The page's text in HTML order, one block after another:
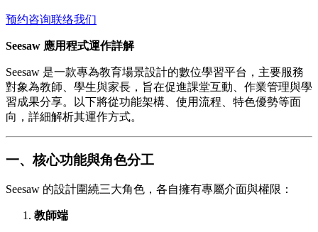
预约咨询联络我们
Seesaw 應用程式運作詳解
Seesaw 是一款專為教育場景設計的數位學習平台，主要服務
對象為教師、學生與家長，旨在促進課堂互動、作業管理與學
習成果分享。以下將從功能架構、使用流程、特色優勢等面
向，詳細解析其運作方式。
一、核心功能與角色分工
Seesaw 的設計圍繞三大角色，各自擁有專屬介面與權限：
教師端